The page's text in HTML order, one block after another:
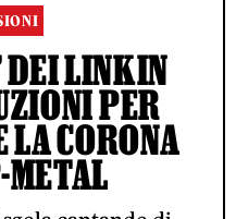
DEI LINKIN
PER
CORONA
METAL